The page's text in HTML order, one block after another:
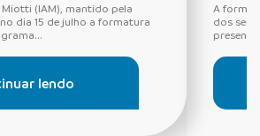
(IAM), mantido pela
dia 15 de julho a formatura
lendo
A forma
dos